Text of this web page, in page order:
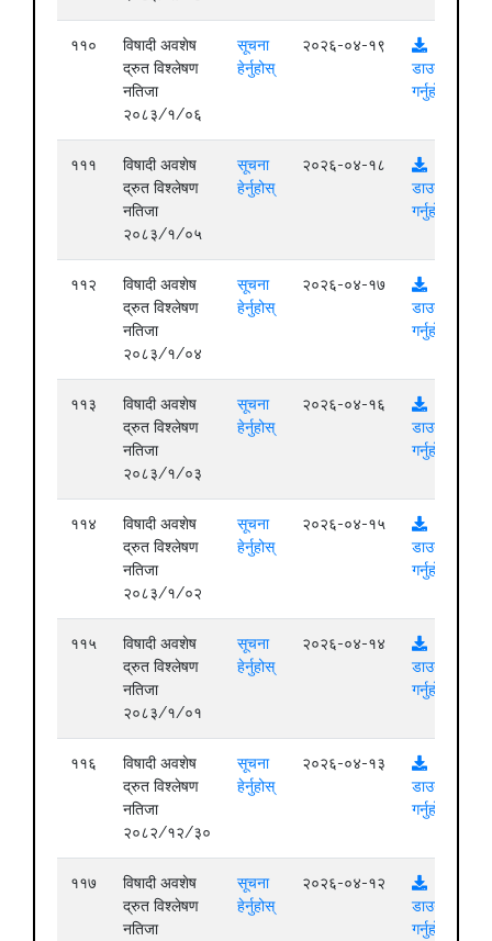
११०
विषादी अवशेष
द्रुत विश्लेषण
नतिजा
२०८३/१/०६
सूचना
हेर्नुहोस्
२०२६-०४-१९
डाउनलोड
गर्नुहोस्
१११
विषादी अवशेष
द्रुत विश्लेषण
नतिजा
२०८३/१/०५
सूचना
हेर्नुहोस्
२०२६-०४-१८
डाउनलोड
गर्नुहोस्
११२
विषादी अवशेष
द्रुत विश्लेषण
नतिजा
२०८३/१/०४
सूचना
हेर्नुहोस्
२०२६-०४-१७
डाउनलोड
गर्नुहोस्
११३
विषादी अवशेष
द्रुत विश्लेषण
नतिजा
२०८३/१/०३
सूचना
हेर्नुहोस्
२०२६-०४-१६
डाउनलोड
गर्नुहोस्
११४
विषादी अवशेष
द्रुत विश्लेषण
नतिजा
२०८३/१/०२
सूचना
हेर्नुहोस्
२०२६-०४-१५
डाउनलोड
गर्नुहोस्
११५
विषादी अवशेष
द्रुत विश्लेषण
नतिजा
२०८३/१/०१
सूचना
हेर्नुहोस्
२०२६-०४-१४
डाउनलोड
गर्नुहोस्
११६
विषादी अवशेष
द्रुत विश्लेषण
नतिजा
२०८२/१२/३०
सूचना
हेर्नुहोस्
२०२६-०४-१३
डाउनलोड
गर्नुहोस्
११७
विषादी अवशेष
द्रुत विश्लेषण
नतिजा
सूचना
हेर्नुहोस्
२०२६-०४-१२
डाउनलोड
गर्नुहोस्